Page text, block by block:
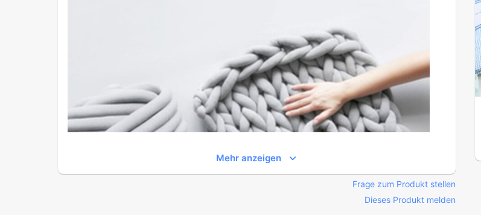
Mehr anzeigen
Frage zum Produkt stellen
Dieses Produkt melden